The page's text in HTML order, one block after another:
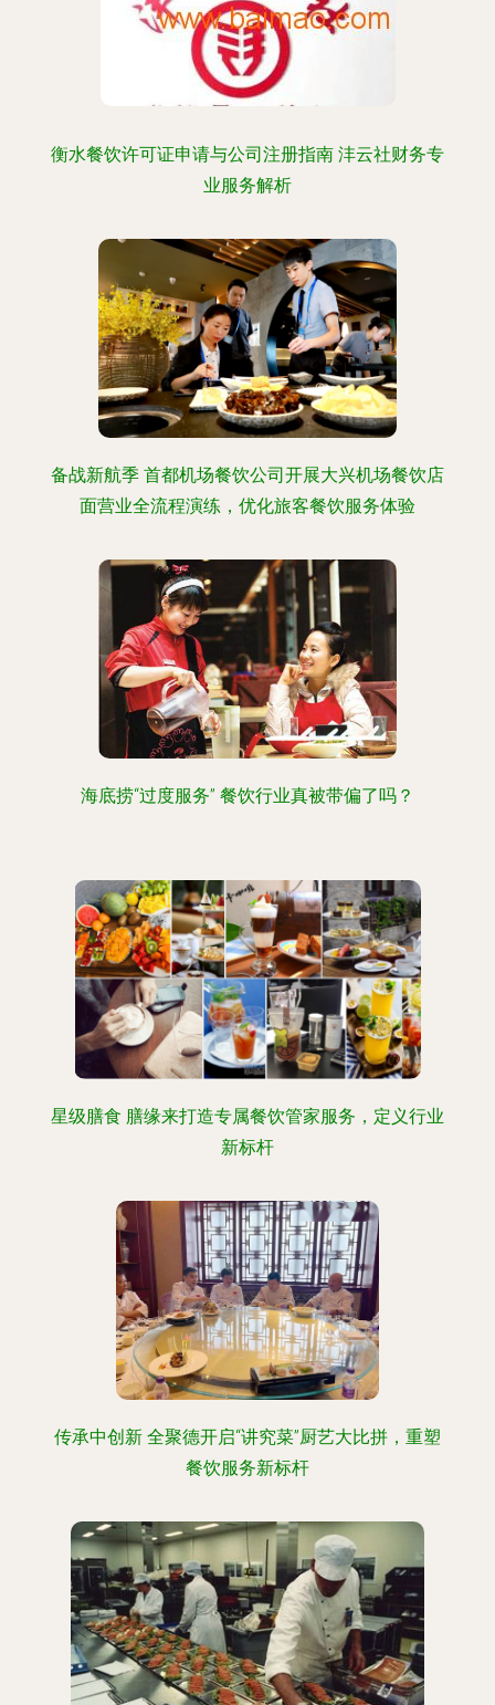
衡水餐饮许可证申请与公司注册指南 沣云社财务专
业服务解析
备战新航季 首都机场餐饮公司开展大兴机场餐饮店
面营业全流程演练，优化旅客餐饮服务体验
海底捞“过度服务” 餐饮行业真被带偏了吗？
星级膳食 膳缘来打造专属餐饮管家服务，定义行业
新标杆
传承中创新 全聚德开启“讲究菜”厨艺大比拼，重塑
餐饮服务新标杆